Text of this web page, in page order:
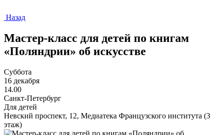
Назад
Мастер-класс для детей по книгам
«Поляндрии» об искусстве
Суббота
16 декабря
14.00
Санкт-Петербург
Для детей
Невский проспект, 12, Медиатека Французского института (3
этаж)